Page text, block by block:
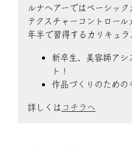
ルナヘアーではベーシッ
テクスチャーコントロー
年半で習得するカリキュ
新卒生、美容師ア
ト！
作品づくりのための
詳しくは コチラへ